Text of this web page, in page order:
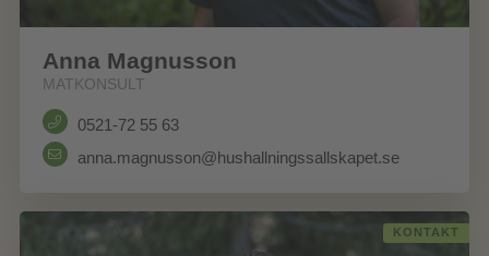
Anna Magnusson
MATKONSULT
0521-72 55 63
anna.magnusson@hushallningssallskapet.se
KONTAKT